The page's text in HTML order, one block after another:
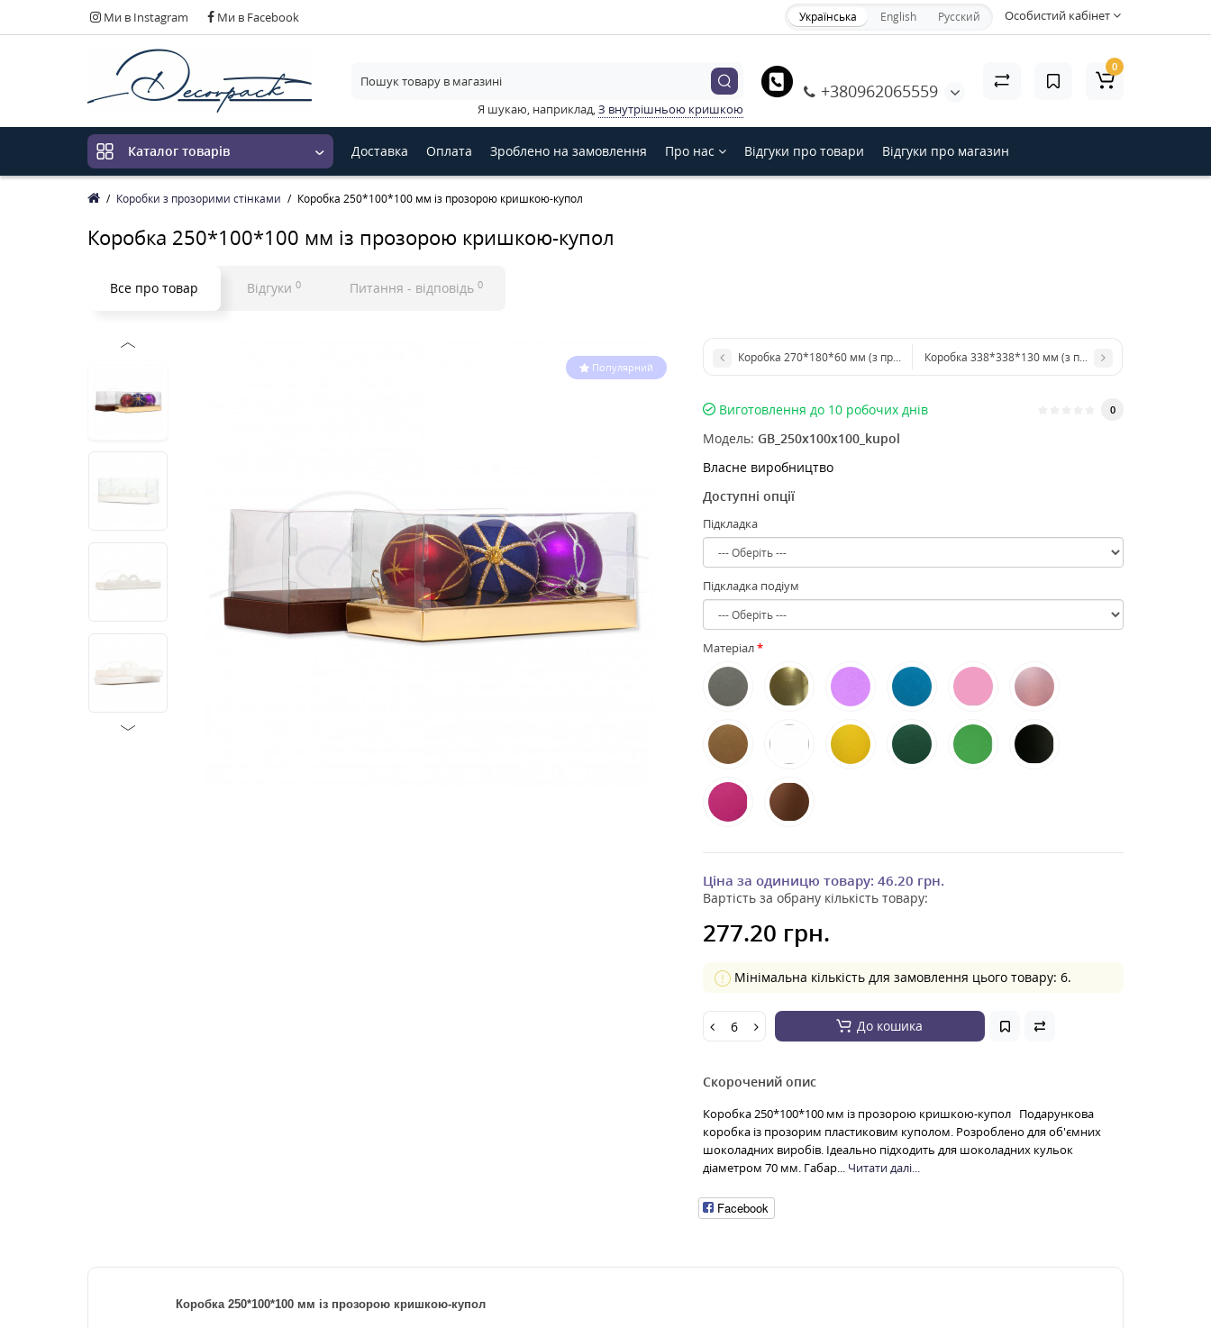
Ми в Instagram Ми в Facebook Особистий кабінет
Українська English Русский
+380962065559
Я шукаю, наприклад,З внутрішньою кришкою
0
Каталог товарів Доставка Оплата Зроблено на замовлення Про нас Відгуки про товари Відгуки про магазин
Коробки з прозорими стінками Коробка 250*100*100 мм із прозорою кришкою-купол
Коробка 250*100*100 мм із прозорою кришкою-купол
Закрити
Все про товар Відгуки 0 Питання - відповідь 0
Популярний
Коробка 270*180*60 мм (з прозорим куполом)Коробка 338*338*130 мм (з прозорим куполом)
Виготовлення до 10 робочих днів 0
Модель: GB_250x100x100_kupol
Власне виробництво
Доступні опції
Підкладка
Підкладка подіум
Матеріал
Ціна за одиницю товару: 46.20 грн.
Вартість за обрану кількість товару:
277.20 грн.
Мінімальна кількість для замовлення цього товару: 6.
До кошика
Скорочений опис
Коробка 250*100*100 мм із прозорою кришкою-купол Подарункова
коробка із прозорим пластиковим куполом. Розроблено для об'ємних
шоколадних виробів. Ідеально підходить для шоколадних кульок
діаметром 70 мм. Габар... Читати далі...
Facebook
Коробка 250*100*100 мм із прозорою кришкою-купол